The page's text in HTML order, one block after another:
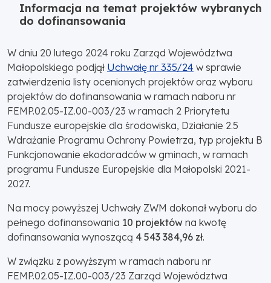
Informacja na temat projektów wybranych
do dofinansowania
W dniu 20 lutego 2024 roku Zarząd Województwa
Małopolskiego podjął Uchwałę nr 335/24 w sprawie
zatwierdzenia listy ocenionych projektów oraz wyboru
projektów do dofinansowania w ramach naboru nr
FEMP.02.05-IZ.00-003/23 w ramach 2 Priorytetu
Fundusze europejskie dla środowiska, Działanie 2.5
Wdrażanie Programu Ochrony Powietrza, typ projektu B
Funkcjonowanie ekodoradców w gminach, w ramach
programu Fundusze Europejskie dla Małopolski 2021-
2027.
Na mocy powyższej Uchwały ZWM dokonał wyboru do
pełnego dofinansowania 10 projektów na kwotę
dofinansowania wynoszącą 4 543 384,96 zł.
W związku z powyższym w ramach naboru nr
FEMP.02.05-IZ.00-003/23 Zarząd Województwa